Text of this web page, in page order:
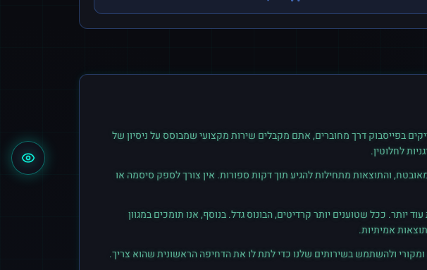
בפייסבוקדרך מחוברים, אתם מקבלים שירות מקצועי שמבוסס על ניסיון של
לחלוטין.
והתוצאות מתחילות להגיע תוך דקות ספורות. אין צורך לספק סיסמה או
ככל שטוענים יותר קרדיטים, הבונוס גדל. בנוסף, אנו תומכים במגוון
ומקורי ולהשתמש בשירותים שלנו כדי לתת לו את הדחיפה הראשונית שהוא צריך.